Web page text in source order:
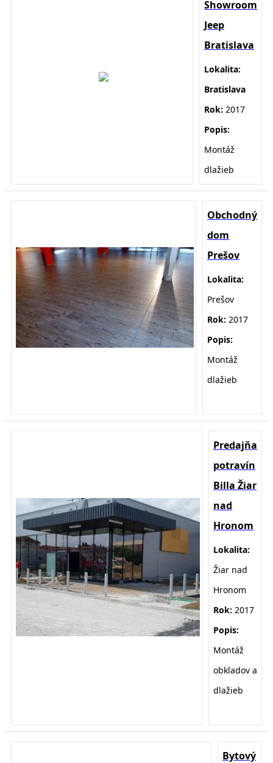
Showroom
Jeep
Bratislava
Lokalita:
Bratislava
Rok: 2017
Popis:
Montáž
dlažieb
Obchodný
dom
Prešov
Lokalita:
Prešov
Rok: 2017
Popis:
Montáž
dlažieb
Predajňa
potravín
Billa Žiar
nad
Hronom
Lokalita:
Žiar nad
Hronom
Rok: 2017
Popis:
Montáž
obkladov a
dlažieb
Bytový